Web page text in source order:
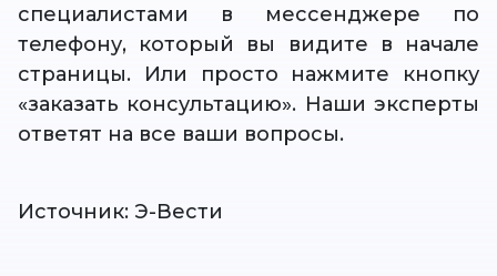
специалистами в мессенджере по
телефону, который вы видите в начале
страницы. Или просто нажмите кнопку
«заказать консультацию». Наши эксперты
ответят на все ваши вопросы.
Источник: Э-Вести